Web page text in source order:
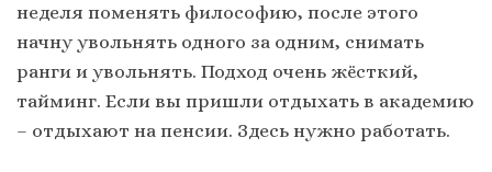
неделя поменять философию, после этого
начну увольнять одного за одним, снимать
ранги и увольнять. Подход очень жёсткий,
тайминг. Если вы пришли отдыхать в академию
– отдыхают на пенсии. Здесь нужно работать.